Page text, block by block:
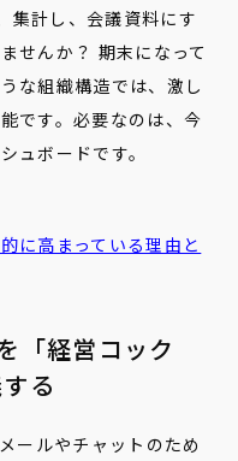
集計し、会議資料にす
せんか？ 期末になって
な組織構造では、激し
です。必要なのは、今
ュボードです。
に高まっている理由と
「経営コック
る
ルやチャットのため